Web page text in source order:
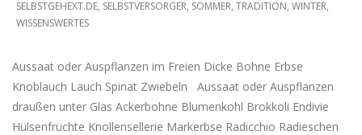
SELBSTGEHEXT.DE, SELBSTVERSORGER, SOMMER, TRADITION, WINTER,
WISSENSWERTES
Aussaat oder Auspflanzen im Freien Dicke Bohne Erbse
Knoblauch Lauch Spinat Zwiebeln Aussaat oder Auspflanzen
draußen unter Glas Ackerbohne Blumenkohl Brokkoli Endivie
Hülsenfrüchte Knollensellerie Markerbse Radicchio Radieschen